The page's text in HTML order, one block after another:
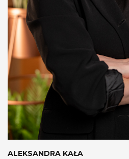
ALEKSANDRA KAŁA